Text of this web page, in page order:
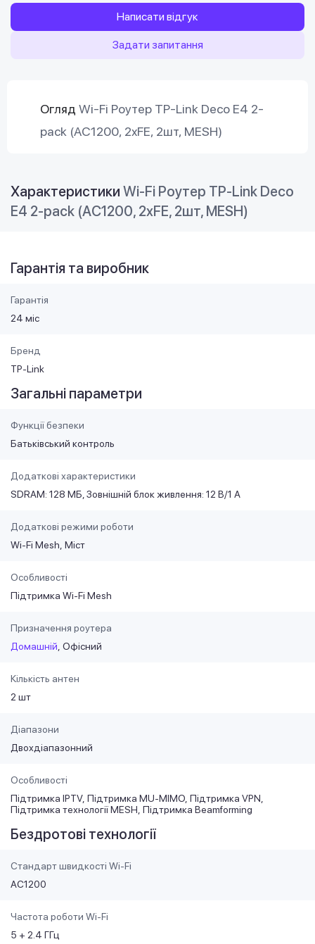
Написати відгук
Задати запитання
Огляд Wi-Fi Роутер TP-Link Deco E4 2-
pack (AC1200, 2xFE, 2шт, MESH)
Характеристики Wi-Fi Роутер TP-Link Deco
E4 2-pack (AC1200, 2xFE, 2шт, MESH)
Гарантія та виробник
Гарантія
24 міс
Бренд
TP-Link
Загальні параметри
Функції безпеки
Батьківський контроль
Додаткові характеристики
SDRAM: 128 МБ, Зовнішній блок живлення: 12 В/1 А
Додаткові режими роботи
Wi-Fi Mesh Міст
Особливості
Підтримка Wi-Fi Mesh
Призначення роутера
Домашній Офісний
Кількість антен
2 шт
Діапазони
Двохдіапазонний
Особливості
Підтримка IPTV Підтримка MU-MIMO Підтримка VPN
Підтримка технології MESH Підтримка Beamforming
Бездротові технології
Стандарт швидкості Wi-Fi
AC1200
Частота роботи Wi-Fi
5 + 2.4 ГГц